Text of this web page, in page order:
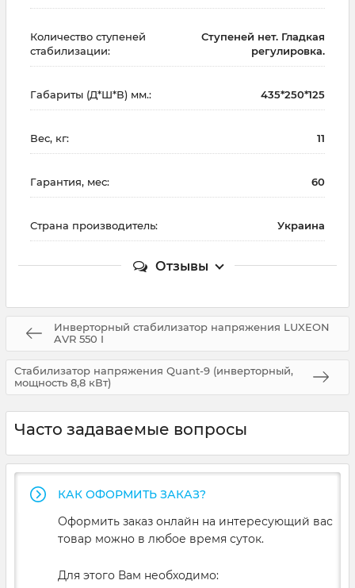
Количество ступеней
стабилизации:
Ступеней нет. Гладкая
регулировка.
Габариты (Д*Ш*В) мм.: 435*250*125
Вес, кг: 11
Гарантия, мес: 60
Страна производитель: Украина
Отзывы
Инверторный стабилизатор напряжения LUXEON
AVR 550 I
Стабилизатор напряжения Quant-9 (инверторный,
мощность 8,8 кВт)
Часто задаваемые вопросы
КАК ОФОРМИТЬ ЗАКАЗ?
Оформить заказ онлайн на интересующий вас
товар можно в любое время суток.
Для этого Вам необходимо: